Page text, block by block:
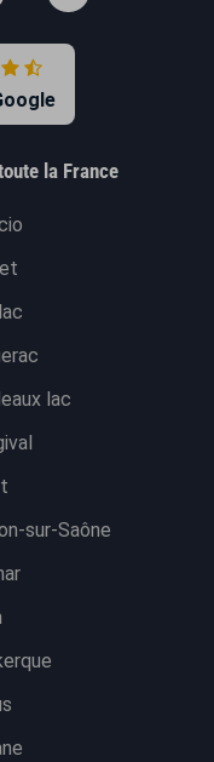
la France
lac
sur-Saône